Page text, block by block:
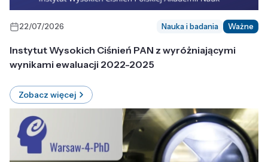
22/07/2026 Nauka i badania Ważne
Instytut Wysokich Ciśnień PAN z wyróżniającymi
wynikami ewaluacji 2022-2025
Zobacz więcej